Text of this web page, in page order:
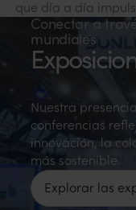
que día a día
Conectar a
mundiales
Nuestra
conferencias
innovación, la
más sostenible.
Explorar las